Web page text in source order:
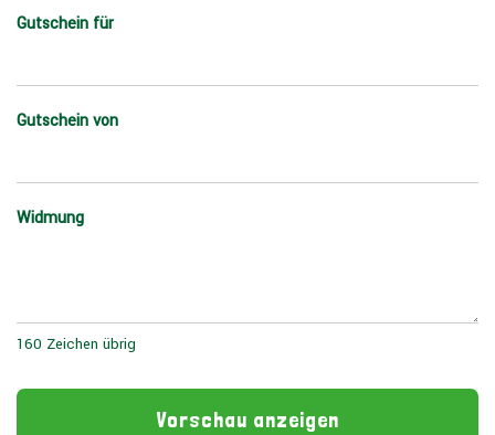
Gutschein für
Gutschein von
Widmung
160 Zeichen übrig
Vorschau anzeigen